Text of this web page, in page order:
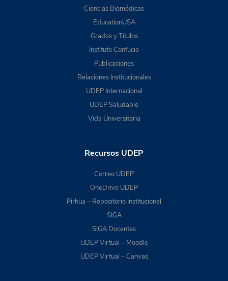
Ciencias Biomédicas
EducationUSA
Grados y Títulos
Instituto Confucio
Publicaciones
Relaciones Institucionales
UDEP Internacional
UDEP Saludable
Vida Universitaria
Recursos UDEP
Correo UDEP
OneDrive UDEP
Pirhua – Repositorio Institucional
SIGA
SIGA Docentes
UDEP Virtual – Moodle
UDEP Virtual – Canvas